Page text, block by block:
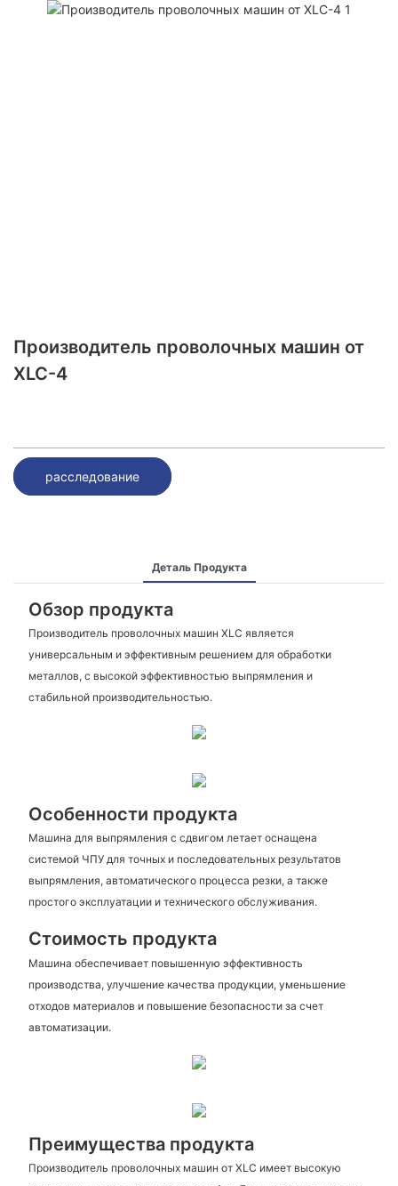
Производитель проволочных машин от
XLC-4
расследование
Деталь Продукта
Обзор продукта
Производитель проволочных машин XLC является
универсальным и эффективным решением для обработки
металлов, с высокой эффективностью выпрямления и
стабильной производительностью.
Особенности продукта
Машина для выпрямления с сдвигом летает оснащена
системой ЧПУ для точных и последовательных результатов
выпрямления, автоматического процесса резки, а также
простого эксплуатации и технического обслуживания.
Стоимость продукта
Машина обеспечивает повышенную эффективность
производства, улучшение качества продукции, уменьшение
отходов материалов и повышение безопасности за счет
автоматизации.
Преимущества продукта
Производитель проволочных машин от XLC имеет высокую